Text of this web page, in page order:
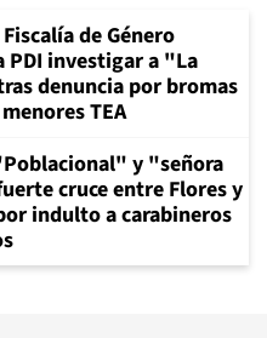
Fiscalía de Género
PDI investigar a "La
denuncia por bromas
TEA
y "señora
cruce entre Flores y
indulto a carabineros